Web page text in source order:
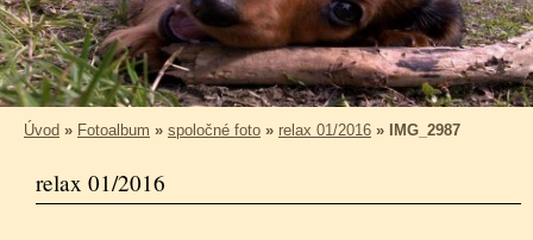
Úvod » Fotoalbum » spoločné foto » relax 01/2016 » IMG_2987
relax 01/2016